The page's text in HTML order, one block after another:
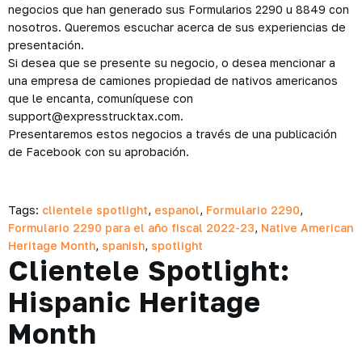
negocios que han generado sus Formularios 2290 u 8849 con
nosotros. Queremos escuchar acerca de sus experiencias de
presentación.
Si desea que se presente su negocio, o desea mencionar a
una empresa de camiones propiedad de nativos americanos
que le encanta, comuníquese con
support@expresstrucktax.com.
Presentaremos estos negocios a través de una publicación
de Facebook con su aprobación.
Tags: clientele spotlight, espanol, Formulario 2290,
Formulario 2290 para el año fiscal 2022-23, Native American
Heritage Month, spanish, spotlight
Clientele Spotlight:
Hispanic Heritage
Month